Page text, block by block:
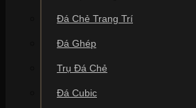
Đá Chẻ Trang Trí
Đá Ghép
Trụ Đá Chẻ
Đá Cubic